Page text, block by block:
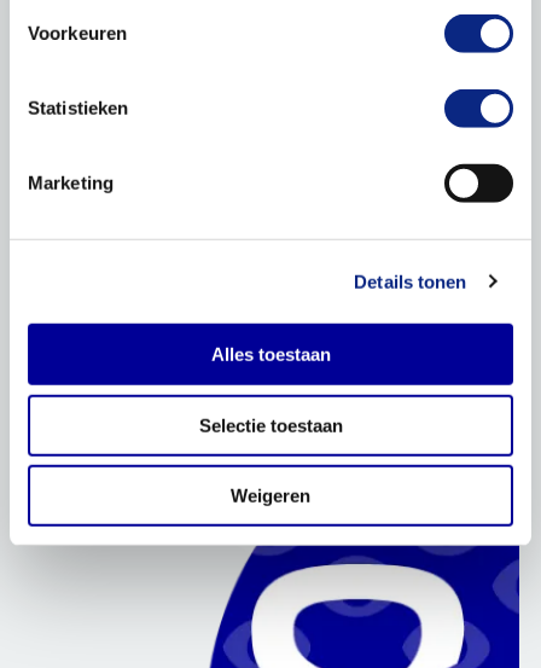
Voorkeuren
Statistieken
Marketing
Details tonen
Alles toestaan
Selectie toestaan
Weigeren